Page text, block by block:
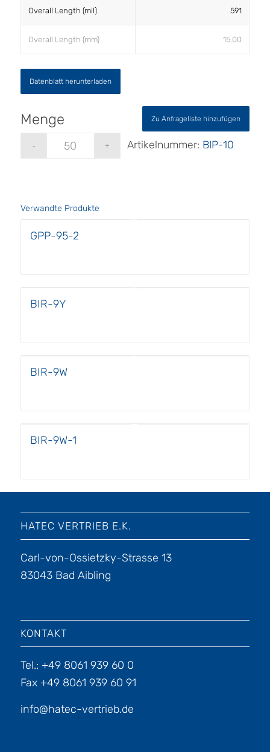
Overall Length (mil) 591
Overall Length (mm) 15.00
Datenblatt herunterladen
Zu Anfrageliste hinzufügen
Artikelnummer: BIP-10
Verwandte Produkte
GPP-95-2
BIR-9Y
BIR-9W
BIR-9W-1
HATEC VERTRIEB E.K.
Carl-von-Ossietzky-Strasse 13
83043 Bad Aibling
KONTAKT
Tel.: +49 8061 939 60 0
Fax +49 8061 939 60 91
info@hatec-vertrieb.de